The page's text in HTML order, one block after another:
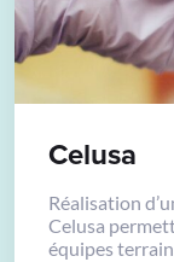
Celusa
Réalisation
Celusa
équipes